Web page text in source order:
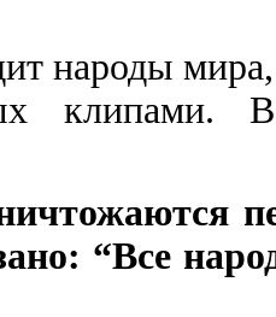
народы
“Все